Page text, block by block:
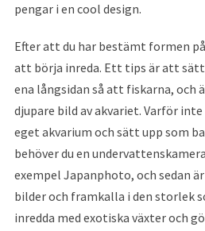
pengar i en cool design.
Efter att du har bestämt formen
att börja inreda. Ett tips är att
ena långsidan så att fiskarna, och
djupare bild av akvariet. Varför
eget akvarium och sätt upp som
behöver du en
exempel Japanphoto, och sedan
bilder och framkalla i den storlek
inredda med exotiska växter och